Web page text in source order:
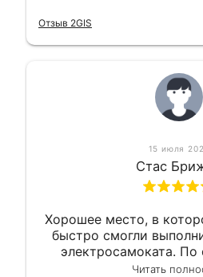
Отзыв 2GIS
15 июля
Стас
Хорошее место, в
быстро смогли
электросамоката.
вышло вообщеЧитать